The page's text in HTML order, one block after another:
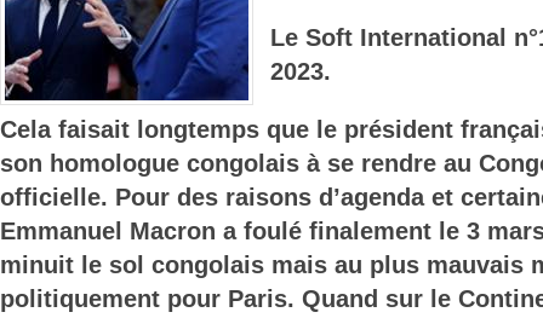
Le Soft International
2023.
Cela faisait longtemps que le président
son homologue congolais à se rendre au
officielle. Pour des raisons d’agenda et
Emmanuel Macron a foulé finalement le 3
minuit le sol congolais mais au plus mauvais
politiquement pour Paris. Quand sur le